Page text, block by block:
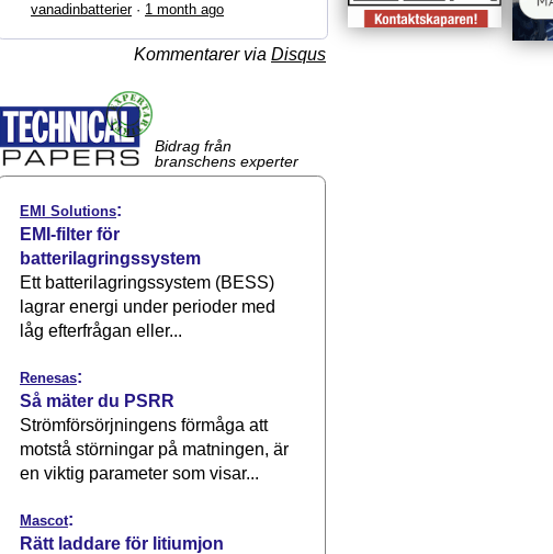
vanadinbatterier· 1 month ago
Kommentarer via Disqus
Bidrag från
branschens experter
EMI Solutions:
EMI-filter för
batterilagringssystem
Ett batterilagringssystem (BESS)
lagrar energi under perioder med
låg efterfrågan eller...
Renesas:
Så mäter du PSRR
Strömförsörjningens förmåga att
motstå störningar på matningen, är
en viktig parameter som visar...
Mascot:
Rätt laddare för litiumjon